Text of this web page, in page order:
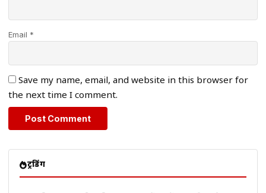
Email *
Save my name, email, and website in this browser for
the next time I comment.
ट्रेंडिंग